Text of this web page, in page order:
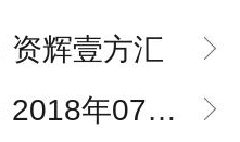
资辉壹方汇
2018年07月10日